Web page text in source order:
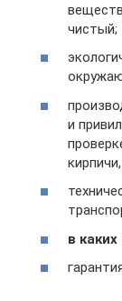
чистый;
и
в